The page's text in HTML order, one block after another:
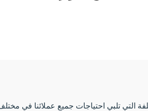
التي تلبي احتياجات جميع عملائنا في